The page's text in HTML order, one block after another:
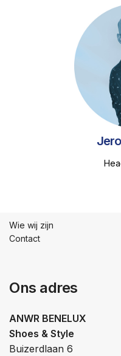
Wie wij zijn
Contact
Ons adres
ANWR BENELUX
Shoes & Style
Buizerdlaan 6